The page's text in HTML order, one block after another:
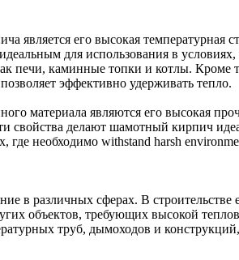
является его высокая температурная
для использования в условиях,
печи, каминные топки и котлы.
эффективно удерживать тепло.
материала являются его высокая
свойства делают шамотный кирпич
необходимо withstand harsh
в различных сферах. В строительстве
объектов, требующих высокой
труб, дымоходов и